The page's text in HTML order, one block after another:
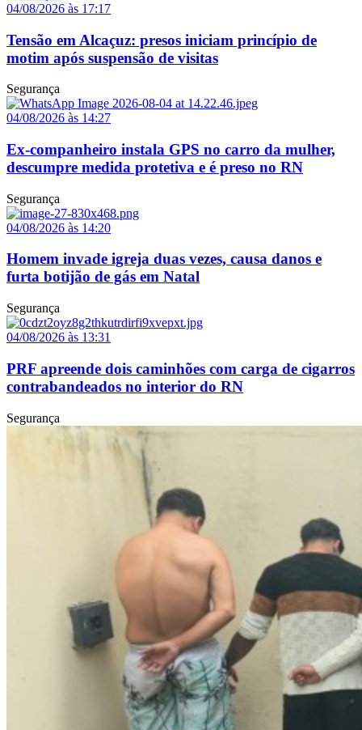
04/08/2026 às 17:17
Tensão em Alcaçuz: presos iniciam princípio de
motim após suspensão de visitas
Segurança
04/08/2026 às 14:27
Ex-companheiro instala GPS no carro da mulher,
descumpre medida protetiva e é preso no RN
Segurança
04/08/2026 às 14:20
Homem invade igreja duas vezes, causa danos e
furta botijão de gás em Natal
Segurança
04/08/2026 às 13:31
PRF apreende dois caminhões com carga de cigarros
contrabandeados no interior do RN
Segurança